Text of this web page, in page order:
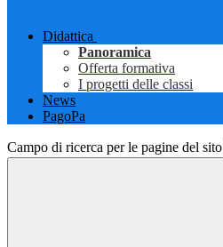
Didattica
Panoramica
Offerta formativa
I progetti delle classi
News
PagoPa
Campo di ricerca per le pagine del sito